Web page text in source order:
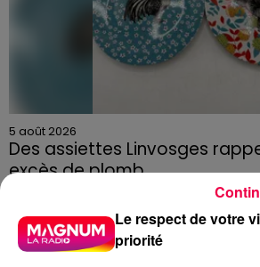
5 août 2026
Des assiettes Linvosges
excès de plomb
Du plomb a été détecté dans deux
céramique vendues entre 2020 et
Le respect de votre
priorité